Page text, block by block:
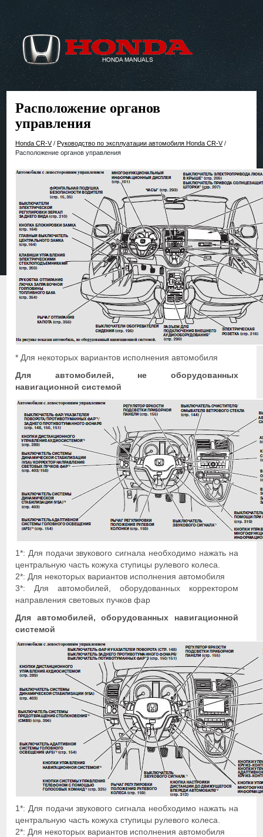
Расположение органов
управления
Honda CR-V/Руководство по эксплуатации автомобиля Honda CR-V/
Расположение органов управления
* Для некоторых вариантов исполнения автомобиля
Для автомобилей, не оборудованных
навигационной системой
1*: Для подачи звукового сигнала необходимо нажать на
центральную часть кожуха ступицы рулевого колеса.
2*: Для некоторых вариантов исполнения автомобиля
3*: Для автомобилей, оборудованных корректором
направления световых пучков фар
Для автомобилей, оборудованных навигационной
системой
1*: Для подачи звукового сигнала необходимо нажать на
центральную часть кожуха ступицы рулевого колеса.
2*: Для некоторых вариантов исполнения автомобиля